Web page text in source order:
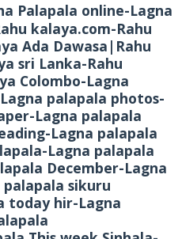
Palapala online-Lagna
kalaya.com-Rahu
Ada Dawasa|Rahu
sri Lanka-Rahu
Colombo-Lagna
palapala photos-
Lagna palapala
Lagna palapala
Lagna palapala
December-Lagna
sikuru
today hir-Lagna